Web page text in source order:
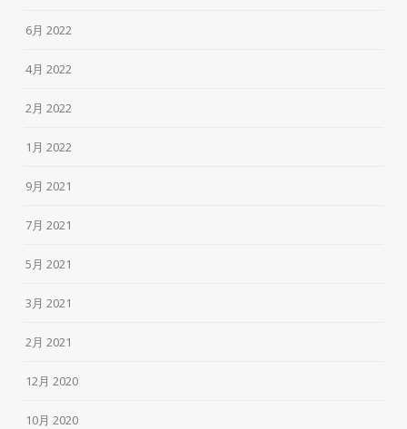
6月 2022
4月 2022
2月 2022
1月 2022
9月 2021
7月 2021
5月 2021
3月 2021
2月 2021
12月 2020
10月 2020